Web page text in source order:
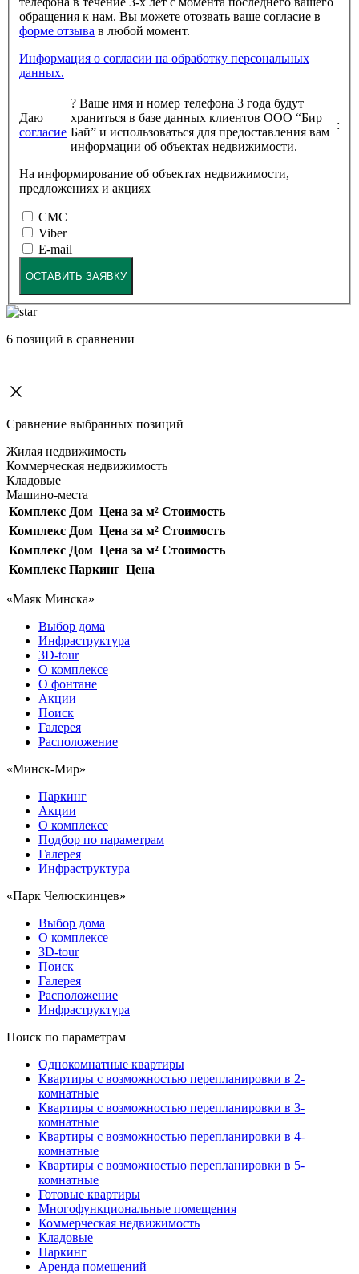
обращения к нам. Вы можете отозвать ваше согласие в
форме отзыва
в любой момент.
Информация о согласии на обработку персональных
данных.
Даю
согласие
? Ваше имя и номер телефона 3 года будут
храниться в базе данных клиентов ООО “Бир
Бай” и использоваться для предоставления вам
информации об объектах недвижимости.
:
На информирование об объектах недвижимости,
предложениях и акциях
СМС
Viber
E-mail
ОСТАВИТЬ ЗАЯВКУ
6 позиций в сравнении
Сравнение выбранных позиций
Жилая недвижимость
Коммерческая недвижимость
Кладовые
Машино-места
Комплекс Дом Цена за м² Стоимость
Комплекс Дом Цена за м² Стоимость
Комплекс Дом Цена за м² Стоимость
Комплекс Паркинг Цена
«Маяк Минска»
Выбор дома
Инфраструктура
3D-tour
О комплексе
О фонтане
Акции
Поиск
Галерея
Расположение
«Минск-Мир»
Паркинг
Акции
О комплексе
Подбор по параметрам
Галерея
Инфраструктура
«Парк Челюскинцев»
Выбор дома
О комплексе
3D-tour
Поиск
Галерея
Расположение
Инфраструктура
Поиск по параметрам
Однокомнатные квартиры
Квартиры с возможностью перепланировки в 2-
комнатные
Квартиры с возможностью перепланировки в 3-
комнатные
Квартиры с возможностью перепланировки в 4-
комнатные
Квартиры с возможностью перепланировки в 5-
комнатные
Готовые квартиры
Многофункциональные помещения
Коммерческая недвижимость
Кладовые
Паркинг
Аренда помещений